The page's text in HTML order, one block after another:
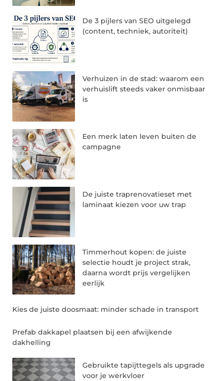
De 3 pijlers van SEO uitgelegd
(content, techniek, autoriteit)
Verhuizen in de stad: waarom een
verhuislift steeds vaker onmisbaar
is
Een merk laten leven buiten de
campagne
De juiste traprenovatieset met
laminaat kiezen voor uw trap
Timmerhout kopen: de juiste
selectie houdt je project strak,
daarna wordt prijs vergelijken
eerlijk
Kies de juiste doosmaat: minder schade in transport
Prefab dakkapel plaatsen bij een afwijkende
dakhelling
Gebruikte tapijttegels als upgrade
voor je werkvloer